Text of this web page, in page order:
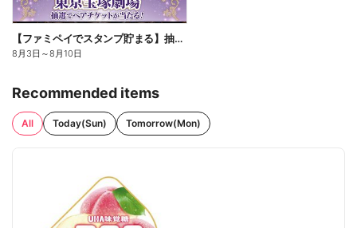
【ファミペイでスタンプ貯まる】抽選でペアチケットが当たる!
8月3日 ～8月10日
Recommended items
All Today(Sun) Tomorrow(Mon)